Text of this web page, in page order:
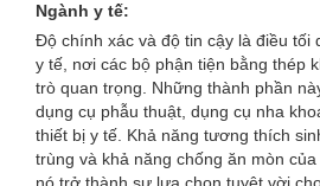
Ngành y tế:
Độ chính xác và độ tin cậy là điều tối
y tế, nơi các bộ phận tiện bằng thép
trò quan trọng. Những thành phần
dụng cụ phẫu thuật, dụng cụ nha
thiết bị y tế. Khả năng tương thích
trùng và khả năng chống ăn mòn